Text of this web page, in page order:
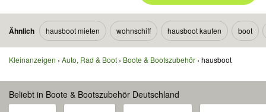
Ähnlich hausboot mieten wohnschiff hausboot kaufen boot
Kleinanzeigen Auto, Rad & Boot Boote & Bootszubehör hausboot
Beliebt in Boote & Bootszubehör Deutschland